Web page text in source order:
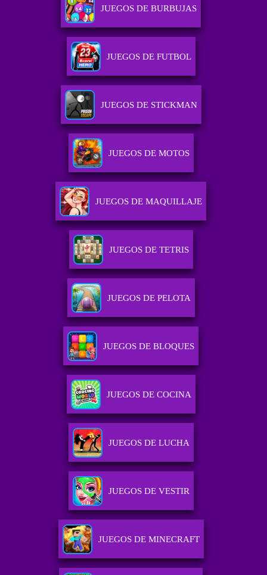
JUEGOS DE BURBUJAS
JUEGOS DE FUTBOL
JUEGOS DE STICKMAN
JUEGOS DE MOTOS
JUEGOS DE MAQUILLAJE
JUEGOS DE TETRIS
JUEGOS DE PELOTA
JUEGOS DE BLOQUES
JUEGOS DE COCINA
JUEGOS DE LUCHA
JUEGOS DE VESTIR
JUEGOS DE MINECRAFT